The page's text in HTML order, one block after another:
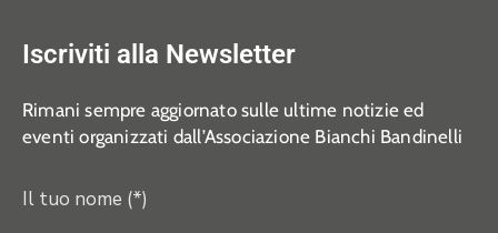
Iscriviti alla Newsletter
Rimani sempre aggiornato sulle ultime notizie ed
eventi organizzati dall’Associazione Bianchi Bandinelli
Il tuo nome (*)